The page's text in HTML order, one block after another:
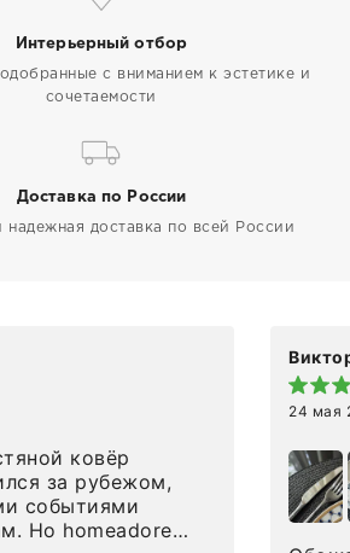
Интерьерный отбор
с вниманием к эстетике и
сочетаемости
Доставка по России
надежная доставка по всей России
ковёр
за рубежом,
событиями
24 мая